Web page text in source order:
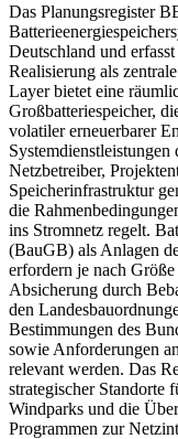
Das Planungsregister
Deutschland und
Realisierung als
Layer bietet eine
Großbatteriespeicher,
volatiler erneuerbarer
Systemdienstleistungen
Netzbetreiber,
Speicherinfrastruktur
die
ins Stromnetz regelt.
(BauGB) als Anlagen
erfordern je nach
Absicherung durch
den
Bestimmungen des
sowie Anforderungen
relevant werden. Das
strategischer Standorte
Windparks und die
Programmen zur